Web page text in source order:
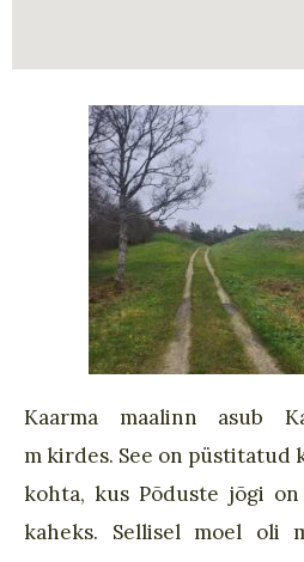
Kaarma maalinn asub
mkirdes. See on püstitatud
kohta, kus Põduste jõgi
kaheks. Sellisel moel oli